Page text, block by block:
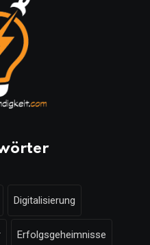
Digitalisierung
Erfolgsgeheimnisse